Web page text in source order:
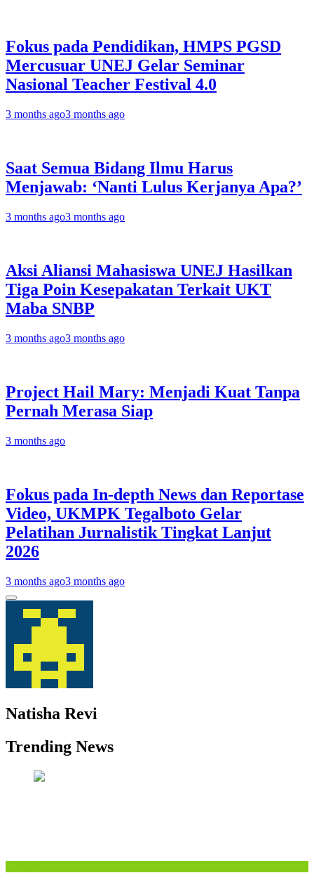
Fokus pada Pendidikan, HMPS PGSD
Mercusuar UNEJ Gelar Seminar
Nasional Teacher Festival 4.0
3 months ago3 months ago
Saat Semua Bidang Ilmu Harus
Menjawab: ‘Nanti Lulus Kerjanya Apa?’
3 months ago3 months ago
Aksi Aliansi Mahasiswa UNEJ Hasilkan
Tiga Poin Kesepakatan Terkait UKT
Maba SNBP
3 months ago3 months ago
Project Hail Mary: Menjadi Kuat Tanpa
Pernah Merasa Siap
3 months ago
Fokus pada In-depth News dan Reportase
Video, UKMPK Tegalboto Gelar
Pelatihan Jurnalistik Tingkat Lanjut
2026
3 months ago3 months ago
Natisha Revi
Trending News